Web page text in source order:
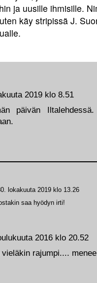
ja uusille ihmisille.
käy stripissä J.
2016 klo 20.52
rajumpi....
2019 klo 8.51
päivän Iltalehdessä.
lokakuuta 2019 klo 13.26
saa hyödyn irti!